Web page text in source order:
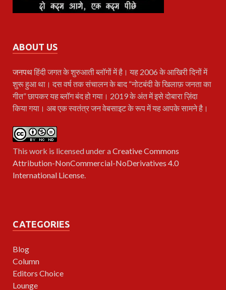
ABOUT US
जनपथहिंदी जगत के शुरुआती ब्लॉगों में है। यह 2006 के आखिरी दिनों में
शुरू हुआ था। दस वर्ष तक संचालन के बाद “नोटबंदी के खिलाफ़ जनता का
गीत” छापकर यह ब्लॉग बंद हो गया। 2019 के अंत में इसे दोबारा ज़िंदा
किया गया। अब एक स्वतंत्र जन वेबसाइट के रूप में यह आपके सामने है।
This work is licensed under aCreative Commons
Attribution-NonCommercial-NoDerivatives 4.0
International License.
CATEGORIES
Blog
Column
Editors Choice
Lounge